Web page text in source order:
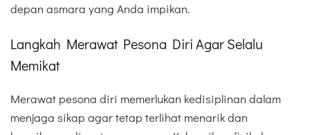
depan asmara yang Anda impikan.
Langkah Merawat Pesona Diri Agar Selalu
Memikat
Merawat pesona diri memerlukan kedisiplinan dalam
menjaga sikap agar tetap terlihat menarik dan